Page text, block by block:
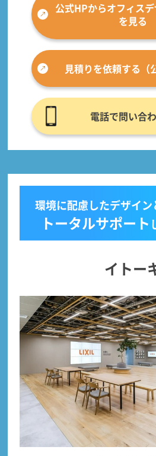
公式HPからオフィス
を見る
見積りを依頼する（
電話で問い合
環境に配慮したデザイン
トータルサポート
イトー